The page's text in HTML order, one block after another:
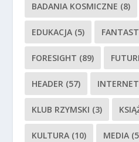
BADANIA KOSMICZNE (8)
EDUKACJA (5)
FORESIGHT (89)
HEADER (57) INTERNET
KLUB RZYMSKI (3)
KULTURA (10) MEDIA